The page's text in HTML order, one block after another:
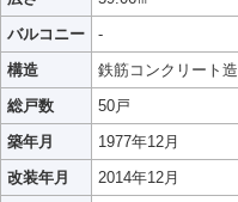
バルコニー
-
構造
鉄筋コンクリート造
総戸数
50戸
築年月
1977年12月
改装年月
2014年12月